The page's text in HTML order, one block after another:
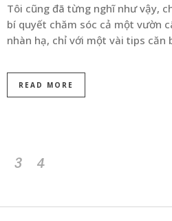
Tôi cũng đã từng nghĩ như vậy,
bí quyết chăm sóc cả một vườn
nhàn hạ, chỉ với một vài tips căn
READ MORE
3 4